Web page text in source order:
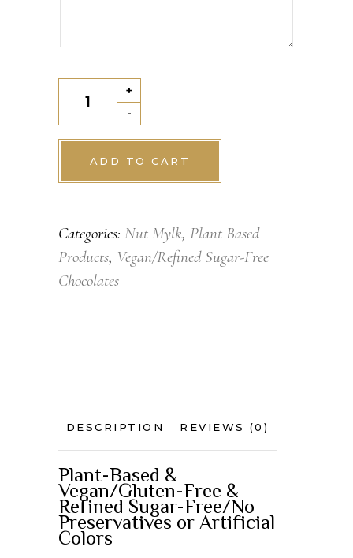
Almond/Chocolate
quantity
-
+
ADD TO CART
Categories: Nut Mylk, Plant Based
Products, Vegan/Refined Sugar-Free
Chocolates
DESCRIPTION REVIEWS (0)
Plant-Based &
Vegan/Gluten-Free &
Refined Sugar-Free/No
Preservatives or Artificial
Colors